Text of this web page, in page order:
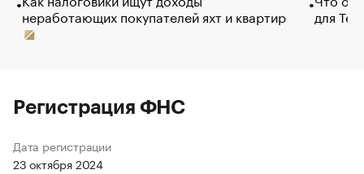
неработающих покупателей яхт и квартир
для
Регистрация ФНС
Дата регистрации
23 октября 2024